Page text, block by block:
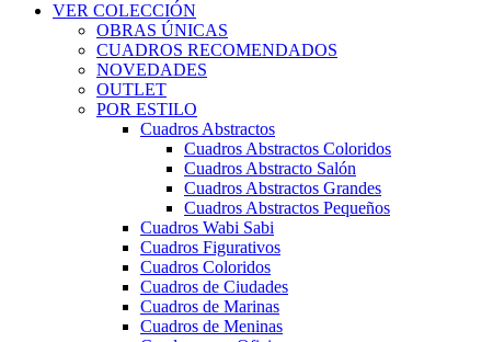
VER COLECCIÓN
OBRAS ÚNICAS
CUADROS RECOMENDADOS
NOVEDADES
OUTLET
POR ESTILO
Cuadros Abstractos
Cuadros Abstractos Coloridos
Cuadros Abstracto Salón
Cuadros Abstractos Grandes
Cuadros Abstractos Pequeños
Cuadros Wabi Sabi
Cuadros Figurativos
Cuadros Coloridos
Cuadros de Ciudades
Cuadros de Marinas
Cuadros de Meninas